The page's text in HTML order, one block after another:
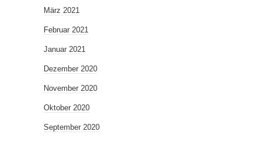
März 2021
Februar 2021
Januar 2021
Dezember 2020
November 2020
Oktober 2020
September 2020